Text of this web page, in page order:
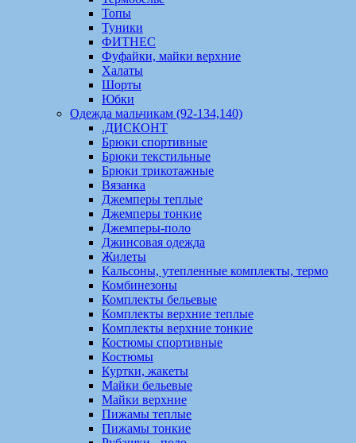
Топы
Туники
ФИТНЕС
Фуфайки, майки верхние
Халаты
Шорты
Юбки
Одежда мальчикам (92-134,140)
.ДИСКОНТ
Брюки спортивные
Брюки текстильные
Брюки трикотажные
Вязанка
Джемперы теплые
Джемперы тонкие
Джемперы-поло
Джинсовая одежда
Жилеты
Кальсоны, утепленные комплекты, термо
Комбинезоны
Комплекты бельевые
Комплекты верхние теплые
Комплекты верхние тонкие
Костюмы спортивные
Костюмы
Куртки, жакеты
Майки бельевые
Майки верхние
Пижамы теплые
Пижамы тонкие